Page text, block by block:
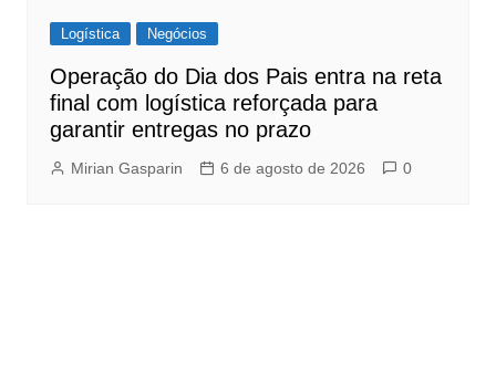
Logística Negócios
Operação do Dia dos Pais entra na reta
final com logística reforçada para
garantir entregas no prazo
Mirian Gasparin 6 de agosto de 2026 0